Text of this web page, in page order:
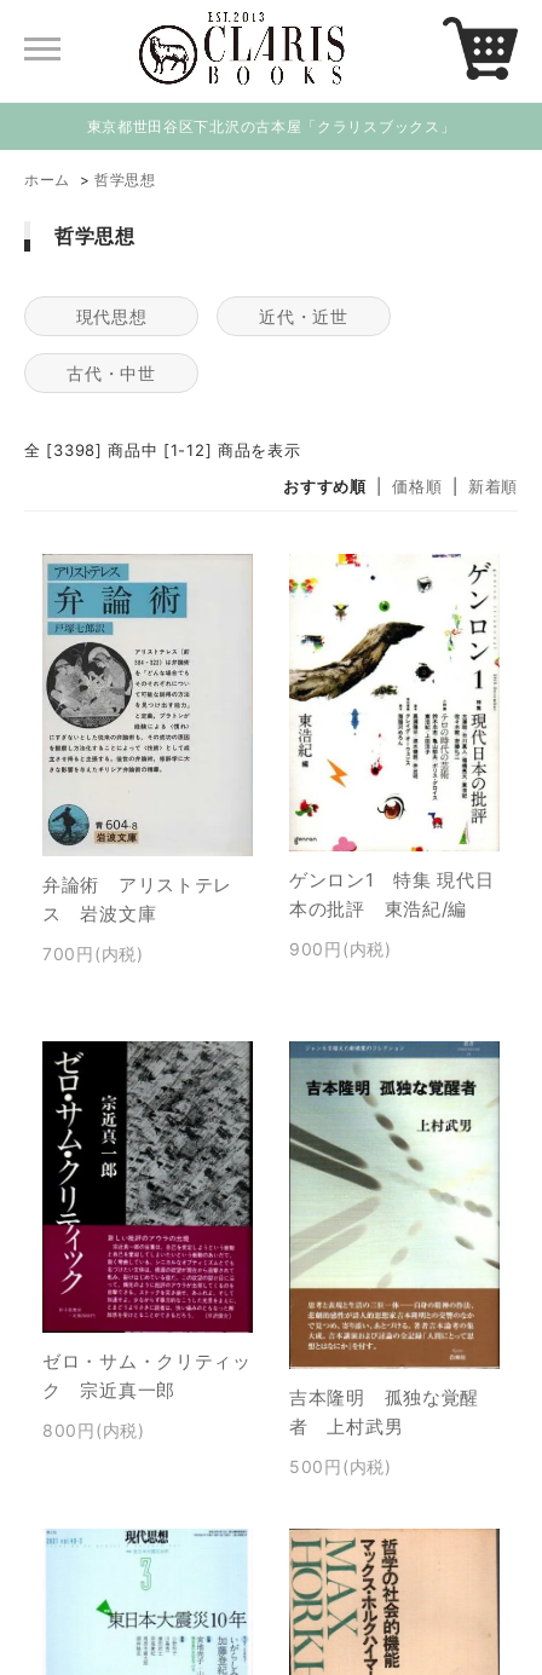
東京都世田谷区下北沢の古本屋「クラリスブックス」
ホーム > 哲学思想
哲学思想
現代思想 近代・近世
古代・中世
全 [3398] 商品中 [1-12] 商品を表示
おすすめ順
価格順 新着順
弁論術 アリストテレ
ス 岩波文庫
700円(内税)
ゲンロン1 特集 現代日
本の批評 東浩紀/編
900円(内税)
ゼロ・サム・クリティッ
ク 宗近真一郎
800円(内税)
吉本隆明 孤独な覚醒
者 上村武男
500円(内税)